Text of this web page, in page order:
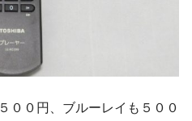
００円、ブルーレイも５００